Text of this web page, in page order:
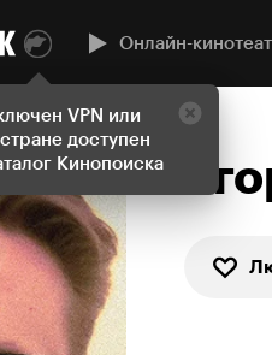
VPN или
доступен
Кинопоиска
Онлайн-